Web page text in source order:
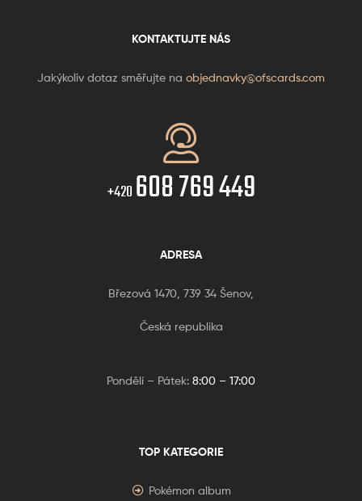
KONTAKTUJTE NÁS
Jakýkoliv dotaz směřujte na objednavky@ofscards.com
+420 608 769 449
ADRESA
Březová 1470, 739 34 Šenov,
Česká republika
Pondělí – Pátek: 8:00 – 17:00
TOP KATEGORIE
Pokémon album